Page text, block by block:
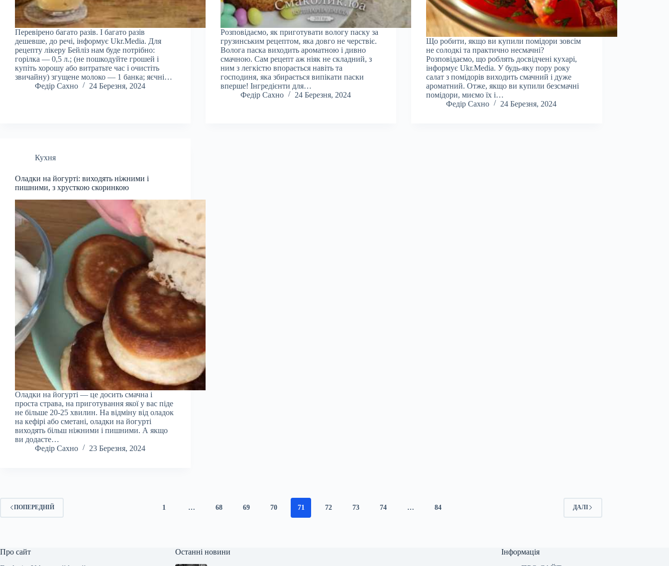
Перевірено багато разів. І багато разів
дешевше, до речі, інформує Ukr.Media. Для
рецепту лікеру Бейліз нам буде потрібно:
горілка — 0,5 л.; (не пошкодуйте грошей і
купіть хорошу або витратьте час і очистіть
звичайну) згущене молоко — 1 банка; яєчні…
Федір Сахно
24 Березня, 2024
Розповідаємо, як приготувати вологу паску за
грузинським рецептом, яка довго не черствіє.
Волога паска виходить ароматною і дивно
смачною. Сам рецепт аж ніяк не складний, з
ним з легкістю впорається навіть та
господиня, яка збирається випікати паски
вперше! Інгредієнти для…
Федір Сахно
24 Березня, 2024
Що робити, якщо ви купили помідори зовсім
не солодкі та практично несмачні?
Розповідаємо, що роблять досвідчені кухарі,
інформує Ukr.Media. У будь-яку пору року
салат з помідорів виходить смачний і дуже
ароматний. Отже, якщо ви купили безсмачні
помідори, миємо їх і…
Федір Сахно
24 Березня, 2024
Кухня
Оладки на йогурті: виходять ніжними і
пишними, з хрусткою скоринкою
Оладки на йогурті — це досить смачна і
проста страва, на приготування якої у вас піде
не більше 20-25 хвилин. На відміну від оладок
на кефірі або сметані, оладки на йогурті
виходять більш ніжними і пишними. А якщо
ви додасте…
Федір Сахно
23 Березня, 2024
ПОПЕРЕДНІЙ 1 … 68 69 70 71 72 73 74 … 84 ДАЛІ
Про сайт
Останні новини
Інформація